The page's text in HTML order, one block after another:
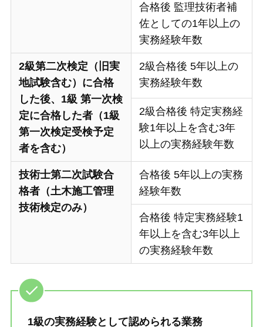
合格後 監理技術者補
佐としての1年以上の
実務経験年数
2級第二次検定（旧実
地試験含む）に合格
した後、1級 第一次検
定に合格した者（1級
第一次検定受検予定
者を含む）
2級合格後 5年以上の
実務経験年数
2級合格後 特定実務経
験1年以上を含む3年
以上の実務経験年数
技術士第二次試験合
格者（土木施工管理
技術検定のみ）
合格後 5年以上の実務
経験年数
合格後 特定実務経験1
年以上を含む3年以上
の実務経験年数
1級の実務経験として認められる業務